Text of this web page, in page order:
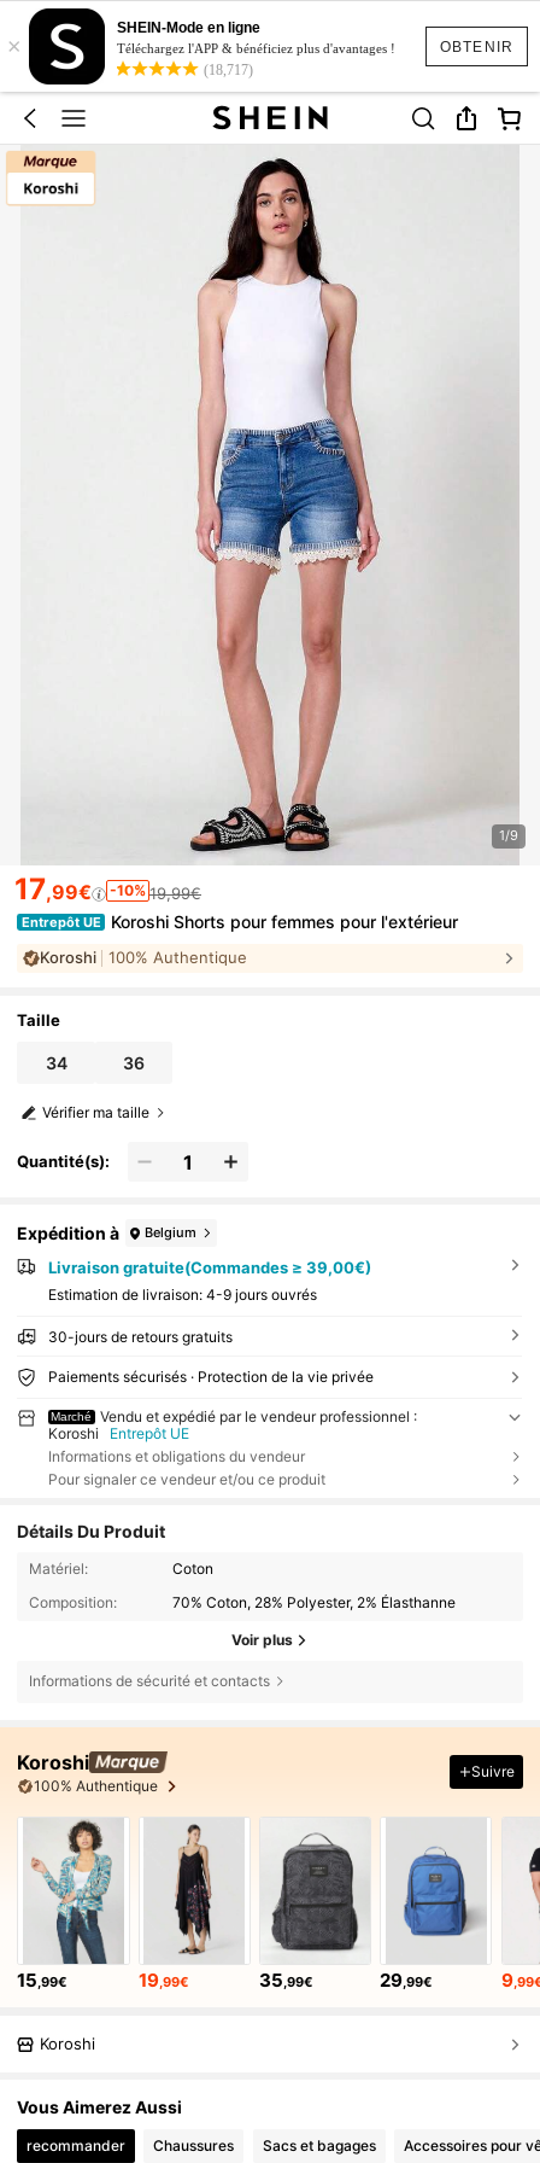
OBTENIR
×
SHEIN-Mode en ligne
Téléchargez l'APP & bénéficiez plus d'avantages !
(18,717)
1/9
17,99€ -10% 19,99€
Entrepôt UE Koroshi Shorts pour femmes pour l'extérieur
Koroshi 100% Authentique
Taille
34 36
Vérifier ma taille
Quantité(s):
Expédition à Belgium
Livraison gratuite(Commandes ≥ 39,00€)
Estimation de livraison: 4-9 jours ouvrés
30-jours de retours gratuits
Paiements sécurisés · Protection de la vie privée
Marché
Vendu et expédié par le vendeur professionnel :
Koroshi
Entrepôt UE
Informations et obligations du vendeur
Pour signaler ce vendeur et/ou ce produit
Détails Du Produit
Matériel:
Coton
Composition:
70% Coton, 28% Polyester, 2% Élasthanne
Voir plus
Informations de sécurité et contacts
Koroshi
100% Authentique
Suivre
15,99€ 19,99€ 35,99€ 29,99€ 9
Koroshi
Vous Aimerez Aussi
recommander Chaussures Sacs et bagages Accessoires pour